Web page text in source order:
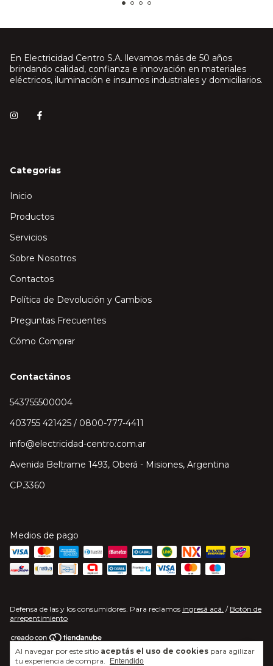
Al navegar por este sitio aceptás el uso de cookies para agilizar
tu experiencia de compra.
Entendido
En Electricidad Centro S.A. llevamos más de 50 años
brindando calidad, confianza e innovación en materiales
eléctricos, iluminación e insumos industriales y domiciliarios.
Categorías
Inicio
Productos
Servicios
Sobre Nosotros
Contactos
Política de Devolución y Cambios
Preguntas Frecuentes
Cómo Comprar
Contactános
543755500004
403755 421425 / 0800-777-4411
info@electricidad-centro.com.ar
Avenida Beltrame 1493, Oberá - Misiones, Argentina
CP.3360
Medios de pago
Defensa de las y los consumidores. Para reclamos ingresá acá. / Botón de
arrepentimiento
Copyright Electricidad Centro S.A. - 2026. Todos los derechos reservados.